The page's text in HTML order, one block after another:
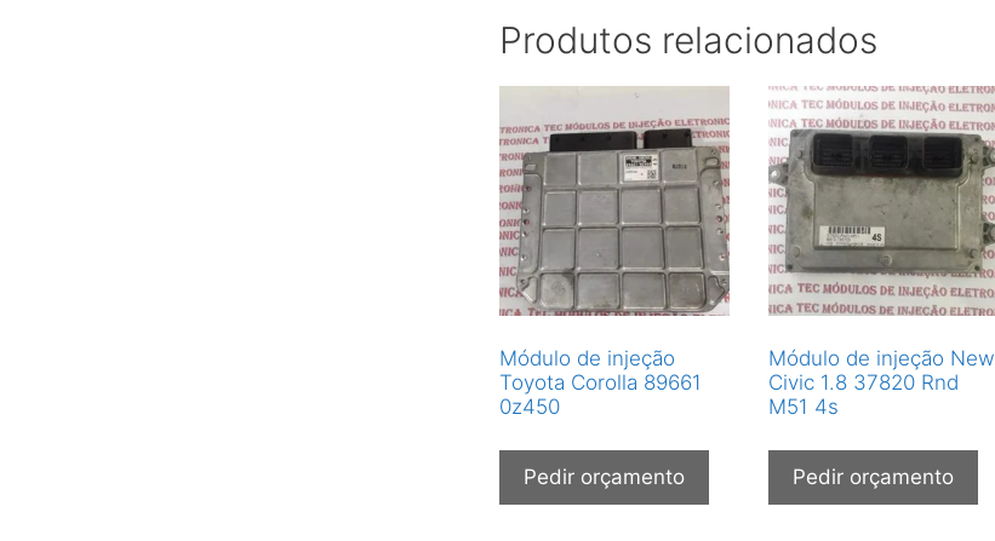
Produtos relacionados
Módulo de injeção
Toyota Corolla 89661
0z450
Pedir orçamento
Módulo de injeção New
Civic 1.8 37820 Rnd
M51 4s
Pedir orçamento